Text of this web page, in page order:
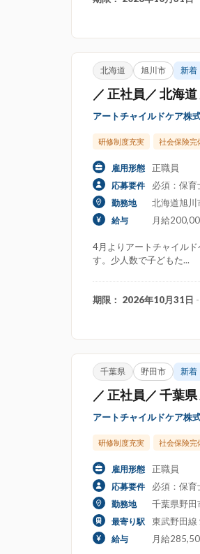
北海道 旭川市 新着
／ 正社員／ 北海
アートチャイルドケア株
研修制度充実 社会保険完
雇用形態 正職員
応募要件 必須：保育
勤務地 北海道旭
給与 月給
4月よりアートチャイル
す。少人数で子どもた...
期限： 2026年10月31日
千葉県 野田市 新着
／ 正社員／ 千葉
アートチャイルドケア株
研修制度充実 社会保険完
雇用形態 正職員
応募要件 必須：保育
勤務地 千葉県野田
最寄り駅 東武野田線
給与 月給